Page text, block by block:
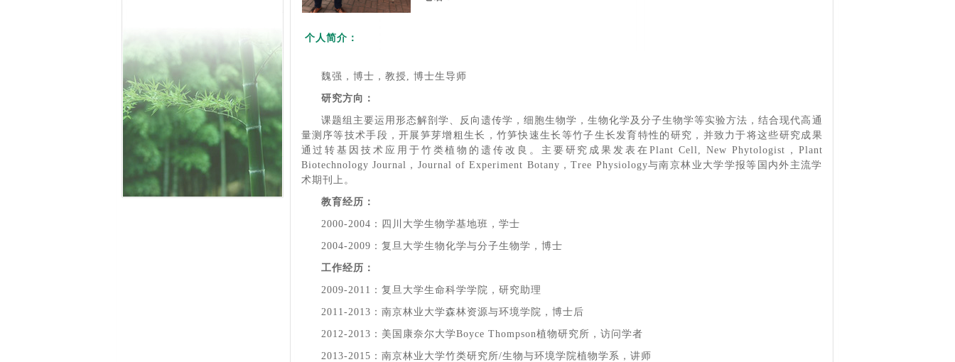
个人简介：
魏强，博士，教授, 博士生导师
研究方向：
课题组主要运用形态解剖学、反向遗传学，细胞生物学，生物化学及分子生物学等实验方法，结合现代高通
量测序等技术手段 ，开展笋芽增粗生长，竹笋快速生长等竹子生长发育特性的研究，并致力于将这些研究成果
通过转基因技术应用于竹类植物的遗传改良。主要研究成果发表在Plant Cell, New Phytologist，Plant
Biotechnology Journal，Journal of Experiment Botany，Tree Physiology与南京林业大学学报等国内外主流学
术期刊上。
教育经历：
2000-2004：四川大学生物学基地班，学士
2004-2009：复旦大学生物化学与分子生物学，博士
工作经历：
2009-2011：复旦大学生命科学学院，研究助理
2011-2013：南京林业大学森林资源与环境学院，博士后
2012-2013：美国康奈尔大学Boyce Thompson植物研究所，访问学者
2013-2015：南京林业大学竹类研究所/生物与环境学院植物学系，讲师